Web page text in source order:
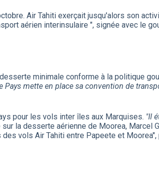
Air Tahiti exerçait jusqu'alors son
aérien interinsulaire ", signée avec le
minimale conforme à la politique
mette en place sa convention de
pour les vols inter îles aux Marquises. "Il
la desserte aérienne de Moorea, Marcel
vols Air Tahiti entre Papeete et